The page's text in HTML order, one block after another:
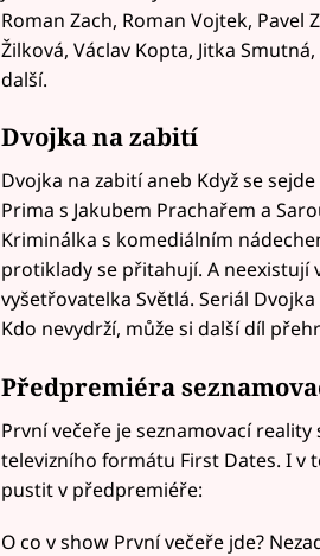
Roman Zach, Roman Vojtek, Pavel
Žilková, Václav Kopta, Jitka
další.
Dvojka na zabití
Dvojka na zabití aneb Když se
Prima s Jakubem Prachařem a
Kriminálka s komediálním
protiklady se přitahují. A neexistují
vyšetřovatelka Světlá. Seriál
Kdo nevydrží, může si další díl
Předpremiéra
První večeře je seznamovací
televizního formátu First Dates. I v
pustit v předpremiéře:
O co v show První večeře jde?